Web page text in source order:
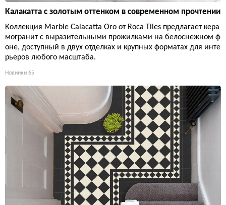
Калакатта с золотым оттенком в современном прочтении
Коллекция Marble Calacatta Oro от Roca Tiles предлагает кера
могранит с выразительными прожилками на белоснежном ф
оне, доступный в двух отделках и крупных форматах для инте
рьеров любого масштаба.
Новинки 65